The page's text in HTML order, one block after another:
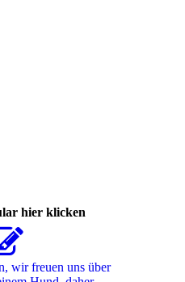
hier klicken
wir freuen uns über